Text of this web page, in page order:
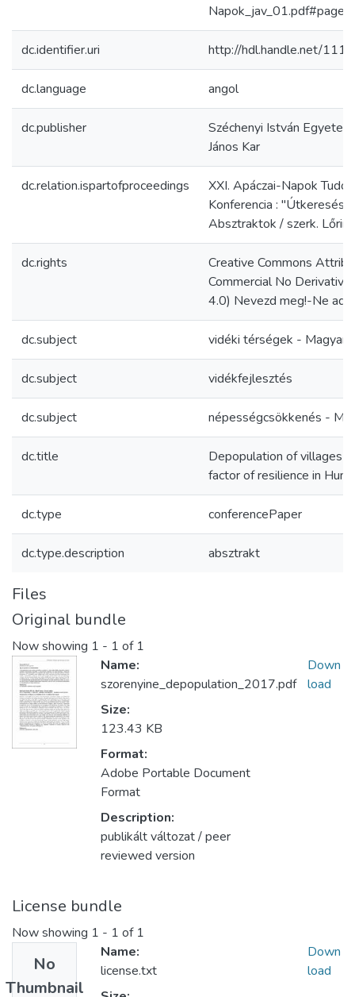
dc.identifier.uri http://hdl.handle.net/
dc.language angol
dc.publisher
Széchenyi István
János Kar
dc.relation.ispartofproceedings
XXI. Apáczai-Napok
Konferencia : "Útkeresés
Absztraktok / szerk.
dc.rights
Creative Commons
Commercial No
4.0) Nevezd meg!-Ne
dc.subject vidéki térségek -
dc.subject vidékfejlesztés
dc.subject népességcsökkenés -
dc.title
Depopulation of villages
factor of resilience in
dc.type conferencePaper
dc.type.description absztrakt
Files
Original bundle
Now showing 1 - 1 of 1
Name:
szorenyine_depopulation_2017.pdf
Size:
123.43 KB
Format:
Adobe Portable Document
Format
Description:
publikált változat / peer
reviewed version
Down
load
License bundle
Now showing 1 - 1 of 1
No
Thumbnail
Name:
license.txt
Down
load